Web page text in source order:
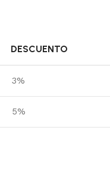
DESCUENTO
3%
5%